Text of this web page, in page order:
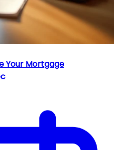
Your Mortgage